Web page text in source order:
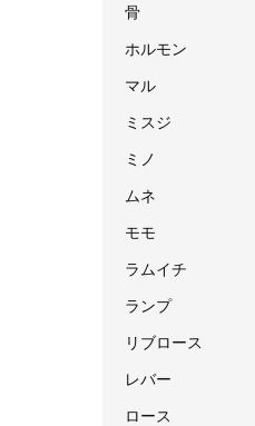
骨
ホルモン
マル
ミスジ
ミノ
ムネ
モモ
ラムイチ
ランプ
リブロース
レバー
ロース